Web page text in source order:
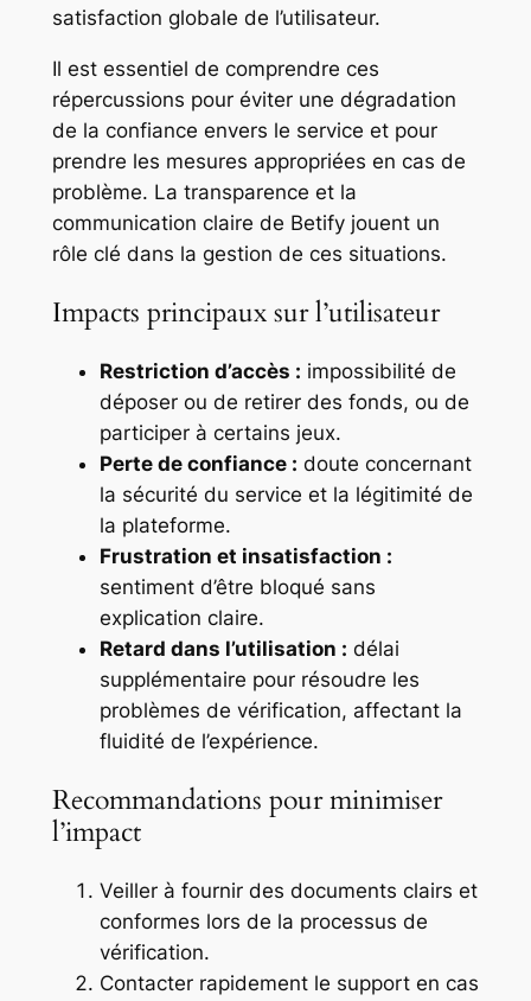
satisfaction globale de l’utilisateur.
Il est essentiel de comprendre ces
répercussions pour éviter une dégradation
de la confiance envers le service et pour
prendre les mesures appropriées en cas de
problème. La transparence et la
communication claire de Betify jouent un
rôle clé dans la gestion de ces situations.
Impacts principaux sur l’utilisateur
Restriction d’accès : impossibilité de
déposer ou de retirer des fonds, ou de
participer à certains jeux.
Perte de confiance : doute concernant
la sécurité du service et la légitimité de
la plateforme.
Frustration et insatisfaction :
sentiment d’être bloqué sans
explication claire.
Retard dans l’utilisation : délai
supplémentaire pour résoudre les
problèmes de vérification, affectant la
fluidité de l’expérience.
Recommandations pour minimiser
l’impact
Veiller à fournir des documents clairs et
conformes lors de la processus de
vérification.
Contacter rapidement le support en cas